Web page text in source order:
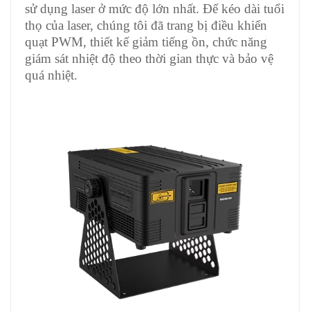
sử dụng laser ở mức độ lớn nhất. Để kéo dài tuổi
thọ của laser, chúng tôi đã trang bị điều khiển
quạt PWM, thiết kế giảm tiếng ồn, chức năng
giám sát nhiệt độ theo thời gian thực và bảo vệ
quá nhiệt.